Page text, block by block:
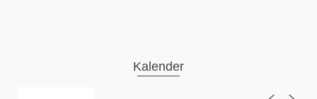
Kalender